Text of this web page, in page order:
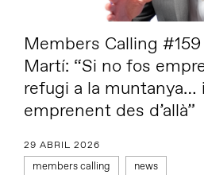
Members Calling
Martí: “Si no fos
refugi a la muntanya…
emprenent des d’allà”
29 ABRIL 2026
members calling news